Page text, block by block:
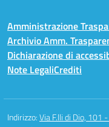
Amministrazione
Archivio Amm.
Dichiarazione di
Note LegaliCrediti
Indirizzo:Via F.lli di Dio, 101